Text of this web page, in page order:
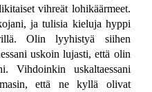
vihreät lohikäärmeet.
ja tulisia kieluja hyppi
Olin lyyhistyä siihen
uskoin lujasti, että olin
Vihdoinkin uskaltaessani
että ne kyllä olivat